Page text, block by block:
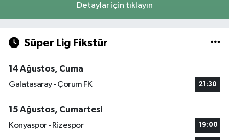
Detaylar için tıklayın
Süper Lig Fikstür
14 Ağustos, Cuma
Galatasaray - Çorum FK
21:30
15 Ağustos, Cumartesi
Konyaspor - Rizespor
19:00